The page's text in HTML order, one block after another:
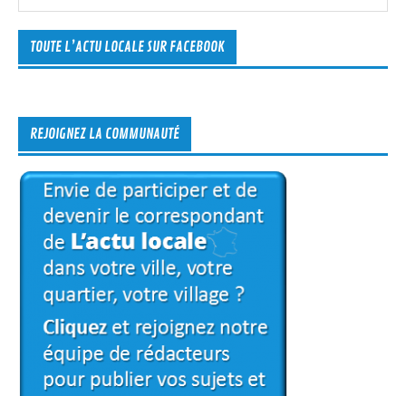
TOUTE L’ACTU LOCALE SUR FACEBOOK
REJOIGNEZ LA COMMUNAUTÉ